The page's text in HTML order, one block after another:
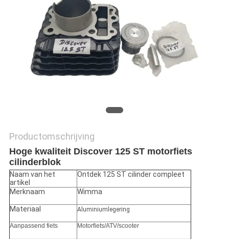
Productomschrijving
Hoge kwaliteit Discover 125 ST motorfiets
cilinderblok
Naam van het
artikel
Ontdek 125 ST cilinder compleet
Merknaam Wimma
Materiaal Aluminiumlegering
Aanpassend fiets Motorfiets/ATV/scooter